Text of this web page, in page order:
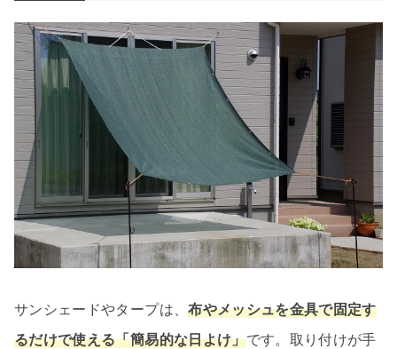
サンシェードやタープは、布やメッシュを金具で固定す
るだけで使える「簡易的な日よけ」です。取り付けが手